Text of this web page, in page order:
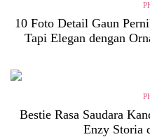
10 Foto Detail Gaun
Tapi Elegan dengan
Bestie Rasa Saudara
Enzy Storia